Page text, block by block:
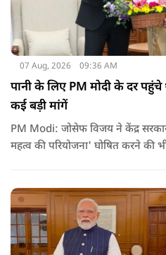
07 Aug, 2026 09:36 AM
पानी के लिए PM मोदी के दर पहुंचे
कई बड़ी मांगें
PM Modi: जोसेफ विजय ने केंद्र सरकार से इस परियोजना को 'राष्ट्रीय
महत्व की परियोजना' घोषित करने की
की समस्या को काफी हद तक कम